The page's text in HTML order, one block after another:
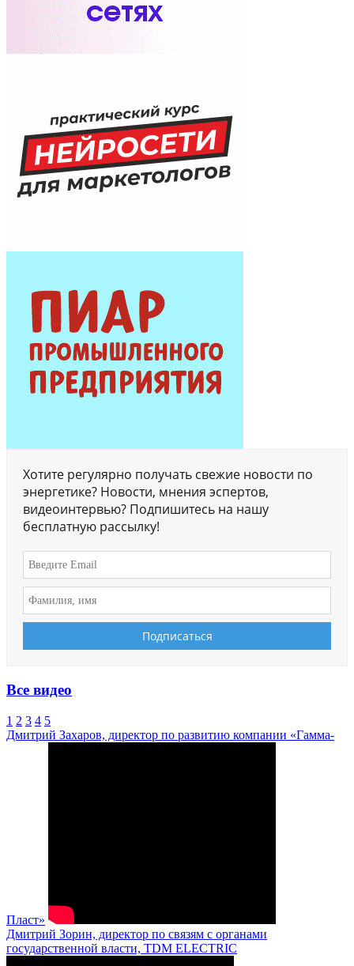
Хотите регулярно получать свежие новости по
энергетике? Новости, мнения эспертов,
видеоинтервью? Подпишитесь на нашу
бесплатную рассылку!
Все видео
1 2 3 4 5
Дмитрий Захаров, директор по развитию компании «Гамма-
Пласт»
Дмитрий Зорин, директор по связям с органами
государственной власти, TDM ELECTRIC